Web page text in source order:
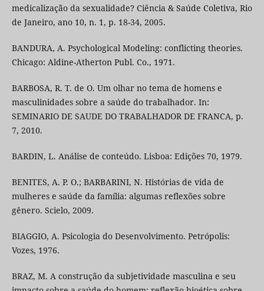
medicalização da sexualidade? Ciência & Saúde Coletiva, Rio
de Janeiro, ano 10, n. 1, p. 18-34, 2005.
BANDURA, A. Psychological Modeling: conflicting theories.
Chicago: Aldine-Atherton Publ. Co., 1971.
BARBOSA, R. T. de O. Um olhar no tema de homens e
masculinidades sobre a saúde do trabalhador. In:
SEMINARIO DE SAUDE DO TRABALHADOR DE FRANCA, p.
7, 2010.
BARDIN, L. Análise de conteúdo. Lisboa: Edições 70, 1979.
BENITES, A. P. O.; BARBARINI, N. Histórias de vida de
mulheres e saúde da família: algumas reflexões sobre
gênero. Scielo, 2009.
BIAGGIO, A. Psicologia do Desenvolvimento. Petrópolis:
Vozes, 1976.
BRAZ, M. A construção da subjetividade masculina e seu